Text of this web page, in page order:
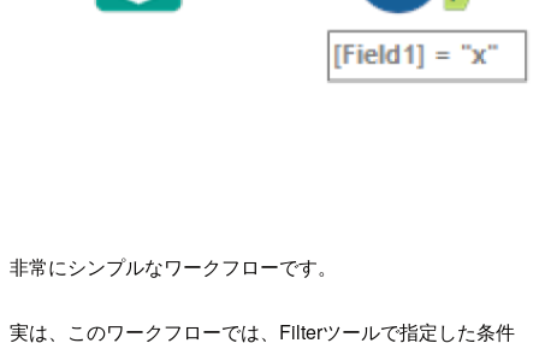
非常にシンプルなワークフローです。
実は、このワークフローでは、Filterツールで指定した条件